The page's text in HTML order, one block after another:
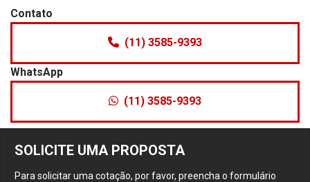
SOLICITE UMA PROPOSTA
Para solicitar uma cotação, por favor, preencha o formulário
Contato
(11) 3585-9393
WhatsApp
(11) 3585-9393